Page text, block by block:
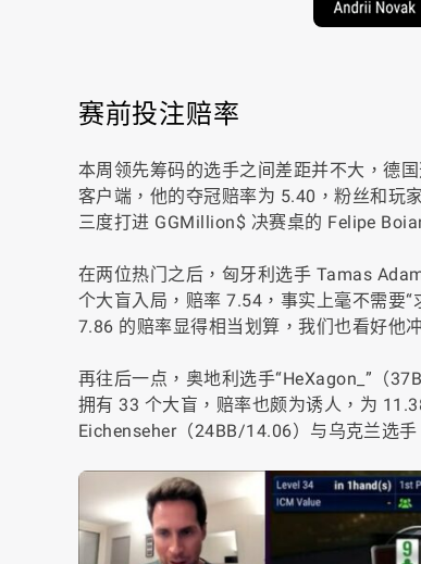
赛前投注赔率
本周领先筹码的选手之间差距并不大，德
客户端，他的夺冠赔率为 5.40，粉丝和玩
三度打进 GGMillion$ 决赛桌的 Felipe
在两位热门之后，匈牙利选手 Tamas
个大盲入局，赔率 7.54，事实上毫不需要
7.86 的赔率显得相当划算，我们也看好他
再往后一点，奥地利选手“HeXagon_”（
拥有 33 个大盲，赔率也颇为诱人，为
Eichenseher（24BB/14.06）与乌克兰选